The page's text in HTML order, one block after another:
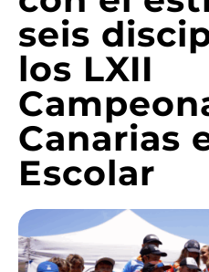
seis
los LXII
Canarias
Escolar